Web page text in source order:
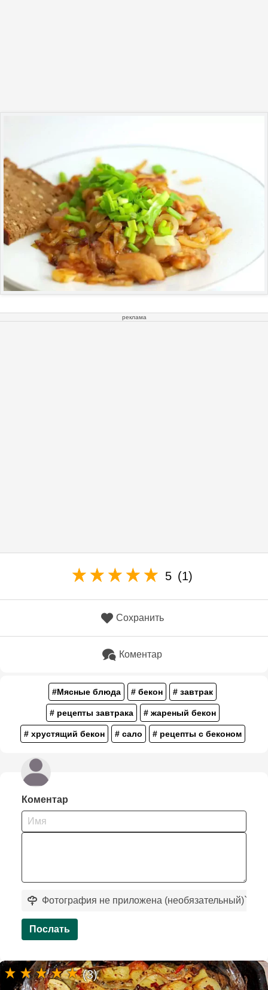
реклама
5 (1)
Сохранить
Коментар
#Мясные блюда # бекон # завтрак
# рецепты завтрака # жареный бекон
# хрустящий бекон # сало # рецепты с беконом
Коментар
Фотография не приложена (необязательный)`
Послать
(3)